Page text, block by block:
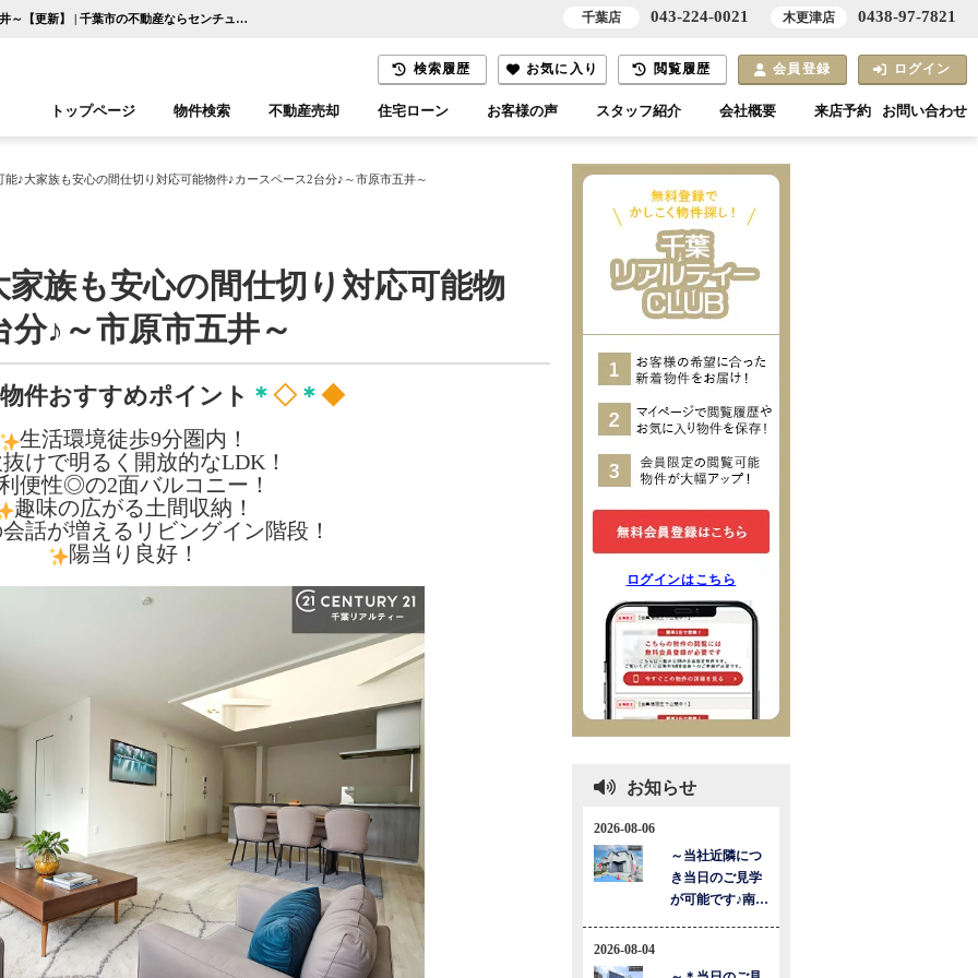
♪本日ご案内可能♪大家族も安心の間仕切り対応可能物件♪カースペース2台分♪～市原市五井～【更新】 | 千葉市の不動産ならセンチュリー21千葉リアルティー
検索履歴 お気に入り 閲覧履歴 会員登録 ログイン
トップページ 物件検索
千葉エリア 木更津エリア
不動産売却 住宅ローン お客様の声 スタッフ紹介 会社概要 来店予約 お問い合わせ
能♪大家族も安心の間仕切り対応可能物件♪カースペース2台分♪～市原市五井～
族も安心の間仕切り対応可能物
♪～市原市五井～
物件おすすめポイント ＊ ◇＊ ◆
生活環境徒歩9分圏内！
けで明るく開放的なLDK！
便性◎の2面バルコニー！
趣味の広がる土間収納！
話が増えるリビングイン階段！
陽当り良好！
ログインはこちら
お知らせ
千葉店 043-224-0021 木更津店 0438-97-7821